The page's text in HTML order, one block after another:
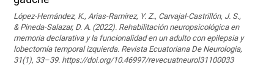
López-Hernández, K., Arias-Ramírez, Y. Z., Carvajal-Castrillón, J. S.,
& Pineda-Salazar, D. A. (2022). Rehabilitación neuropsicológica en
memoria declarativa y la funcionalidad en un adulto con epilepsia y
lobectomía temporal izquierda. Revista Ecuatoriana De Neurologia,
31(1), 33–39. https://doi.org/10.46997/revecuatneurol31100033